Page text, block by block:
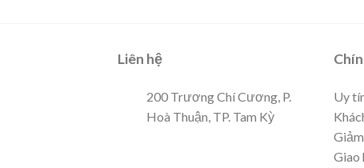
Liên hệ
200 Trương Chí Cương, P.
Hoà Thuận, TP. Tam Kỳ
Uy
Giao